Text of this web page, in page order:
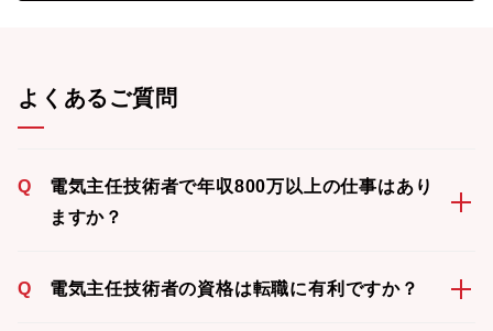
よくあるご質問
Q
電気主任技術者で年収800万以上の仕事はあり
ますか？
Q 電気主任技術者の資格は転職に有利ですか？